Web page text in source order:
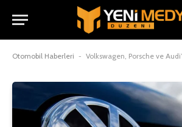
Otomobil Haberleri - Volkswagen, Porsche ve